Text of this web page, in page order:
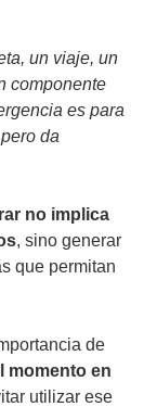
un viaje, un
componente
es para
da
no implica
, sino generar
que permitan
de
momento en
utilizar ese